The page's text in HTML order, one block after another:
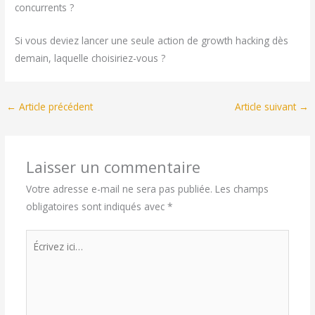
concurrents ?
Si vous deviez lancer une seule action de growth hacking dès
demain, laquelle choisiriez-vous ?
← Article précédent Article suivant →
Laisser un commentaire
Votre adresse e-mail ne sera pas publiée. Les champs
obligatoires sont indiqués avec *
Écrivez